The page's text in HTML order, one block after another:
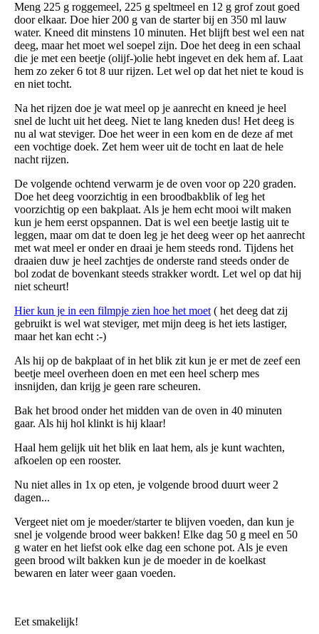
Meng 225 g roggemeel, 225 g speltmeel en 12 g grof zout goed
door elkaar. Doe hier 200 g van de starter bij en 350 ml lauw
water. Kneed dit minstens 10 minuten. Het blijft best wel een nat
deeg, maar het moet wel soepel zijn. Doe het deeg in een schaal
die je met een beetje (olijf-)olie hebt ingevet en dek hem af. Laat
hem zo zeker 6 tot 8 uur rijzen. Let wel op dat het niet te koud is
en niet tocht.
Na het rijzen doe je wat meel op je aanrecht en kneed je heel
snel de lucht uit het deeg. Niet te lang kneden dus! Het deeg is
nu al wat steviger. Doe het weer in een kom en de deze af met
een vochtige doek. Zet hem weer uit de tocht en laat de hele
nacht rijzen.
De volgende ochtend verwarm je de oven voor op 220 graden.
Doe het deeg voorzichtig in een broodbakblik of leg het
voorzichtig op een bakplaat. Als je hem echt mooi wilt maken
kun je hem eerst opspannen. Dat is wel een beetje lastig uit te
leggen, maar om dat te doen leg je het deeg weer op het aanrecht
met wat meel er onder en draai je hem steeds rond. Tijdens het
draaien duw je heel zachtjes de onderste rand steeds onder de
bol zodat de bovenkant steeds strakker wordt. Let wel op dat hij
niet scheurt!
Hier kun je in een filmpje zien hoe het moet ( het deeg dat zij
gebruikt is wel wat steviger, met mijn deeg is het iets lastiger,
maar het kan echt :-)
Als hij op de bakplaat of in het blik zit kun je er met de zeef een
beetje meel overheen doen en met een heel scherp mes
insnijden, dan krijg je geen rare scheuren.
Bak het brood onder het midden van de oven in 40 minuten
gaar. Als hij hol klinkt is hij klaar!
Haal hem gelijk uit het blik en laat hem, als je kunt wachten,
afkoelen op een rooster.
Nu niet alles in 1x op eten, je volgende brood duurt weer 2
dagen...
Vergeet niet om je moeder/starter te blijven voeden, dan kun je
snel je volgende brood weer bakken! Elke dag 50 g meel en 50
g water en het liefst ook elke dag een schone pot. Als je even
geen brood wilt bakken kun je de moeder in de koelkast
bewaren en later weer gaan voeden.
Eet smakelijk!